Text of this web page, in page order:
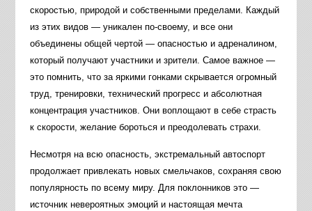
скоростью, природой и собственными пределами. Каждый
из этих видов — уникален по-своему, и все они
объединены общей чертой — опасностью и адреналином,
который получают участники и зрители. Самое важное —
это помнить, что за яркими гонками скрывается огромный
труд, тренировки, технический прогресс и абсолютная
концентрация участников. Они воплощают в себе страсть
к скорости, желание бороться и преодолевать страхи.
Несмотря на всю опасность, экстремальный автоспорт
продолжает привлекать новых смельчаков, сохраняя свою
популярность по всему миру. Для поклонников это —
источник невероятных эмоций и настоящая мечта